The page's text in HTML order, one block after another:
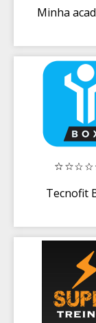
Minha
Tecnofit